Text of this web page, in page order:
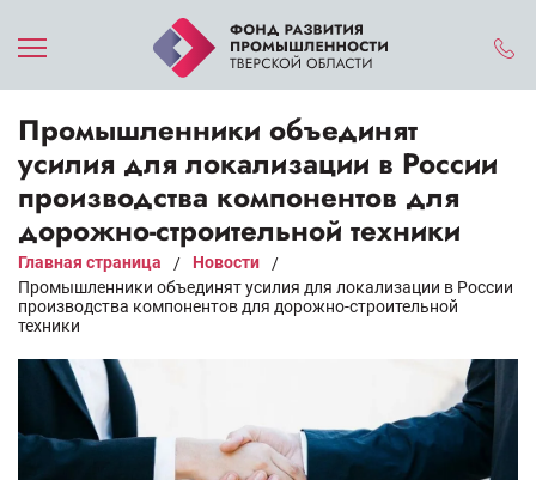
Промышленники объединят
усилия для локализации в России
производства компонентов для
дорожно-строительной техники
Главная страница / Новости
/
Промышленники объединят усилия для локализации в России
производства компонентов для дорожно-строительной
техники